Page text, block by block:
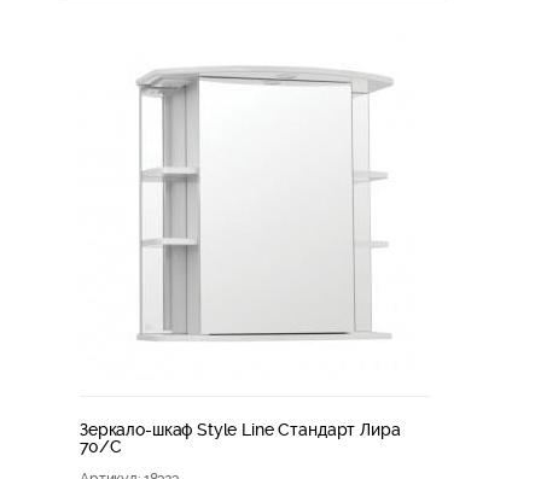
Зеркало-шкаф Style Line Стандарт Лира
70/С